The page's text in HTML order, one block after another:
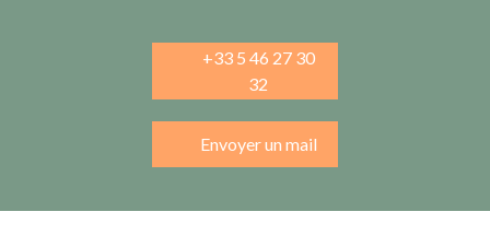
+33 5 46 27 30
32
Envoyer un mail